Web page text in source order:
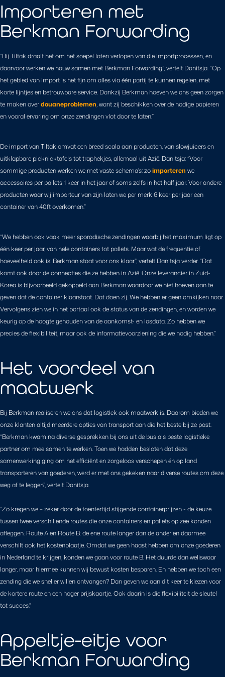
Importeren met
Berkman Forwarding
“Bij Tiltak draait het om het soepel laten verlopen van die importprocessen, en
daarvoor werken we nauw samen met Berkman Forwarding”, vertelt Danitsja. “Op
het gebied van import is het fijn om alles via één partij te kunnen regelen, met
korte lijntjes en betrouwbare service. Dankzij Berkman hoeven we ons geen zorgen
te maken overdouaneproblemen, want zij beschikken over de nodige papieren
en vooral ervaring om onze zendingen vlot door te laten.”
De import van Tiltak omvat een breed scala aan producten, van slowjuicers en
uitklapbare picknicktafels tot traphekjes, allemaal uit Azië. Danitsja: “Voor
sommige producten werken we met vaste schema’s: zoimporteren we
accessoires per pallets 1 keer in het jaar of soms zelfs in het half jaar. Voor andere
producten waar wij importeur van zijn laten we per merk 6 keer per jaar een
container van 40ft overkomen.”
“We hebben ook vaak meer sporadische zendingen waarbij het maximum ligt op
één keer per jaar, van hele containers tot pallets. Maar wat de frequentie of
hoeveelheid ook is: Berkman staat voor ons klaar”, vertelt Danitsja verder. “Dat
komt ook door de connecties die ze hebben in Azië. Onze leverancier in Zuid-
Korea is bijvoorbeeld gekoppeld aan Berkman waardoor we niet hoeven aan te
geven dat de container klaarstaat. Dat doen zij. We hebben er geen omkijken naar.
Vervolgens zien we in het portaal ook de status van de zendingen, en worden we
keurig op de hoogte gehouden van de aankomst- en losdata. Zo hebben we
precies de flexibiliteit, maar ook de informatievoorziening die we nodig hebben.”
Het voordeel van
maatwerk
Bij Berkman realiseren we ons dat logistiek ook maatwerk is. Daarom bieden we
onze klanten altijd meerdere opties van transport aan die het beste bij ze past.
“Berkman kwam na diverse gesprekken bij ons uit de bus als beste logistieke
partner om mee samen te werken. Toen we hadden besloten dat deze
samenwerking ging om het efficiënt en zorgeloos verschepen én op land
transporteren van goederen, werd er met ons gekeken naar diverse routes om deze
weg af te leggen”, vertelt Danitsja.
“Zo kregen we – zeker door de toentertijd stijgende containerprijzen - de keuze
tussen twee verschillende routes die onze containers en pallets op zee konden
afleggen. Route A en Route B: de ene route langer dan de ander en daarmee
verschilt ook het kostenplaatje. Omdat we geen haast hebben om onze goederen
in Nederland te krijgen, konden we gaan voor route B. Het duurde dan weliswaar
langer, maar hiermee kunnen wij bewust kosten besparen. En hebben we toch een
zending die we sneller willen ontvangen? Dan geven we aan dit keer te kiezen voor
de kortere route en een hoger prijskaartje. Ook daarin is die flexibiliteit de sleutel
tot succes.”
Appeltje-eitje voor
Berkman Forwarding